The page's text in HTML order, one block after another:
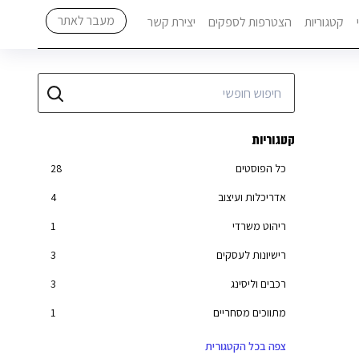
קטגוריות הצטרפות לספקים יצירת קשר מעבר לאתר
קטגוריות
כל הפוסטים
28
אדריכלות ועיצוב
4
ריהוט משרדי
1
רישיונות לעסקים
3
רכבים וליסינג
3
מתווכים מסחריים
1
ייעוץ משפטי
צפה בכל הקטגורית